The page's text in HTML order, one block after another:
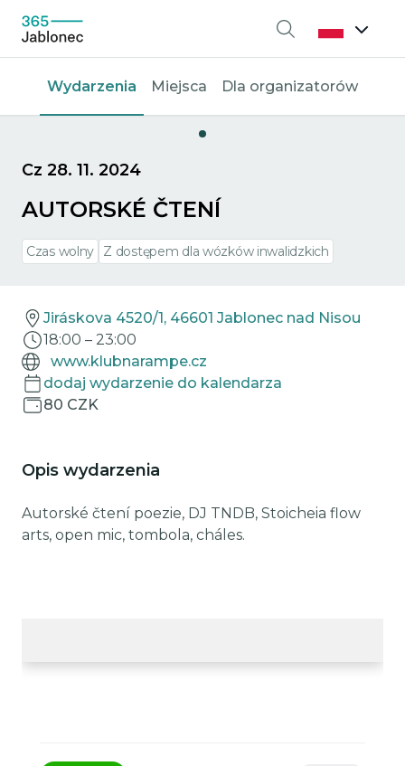
Wyszukiwanie
Wydarzenia Miejsca Dla organizatorów
Cz 28. 11. 2024
AUTORSKÉ ČTENÍ
Czas wolny Z dostępem dla wózków inwalidzkich
Jiráskova 4520/1, 46601 Jablonec nad Nisou
18:00 – 23:00
www.klubnarampe.cz
dodaj wydarzenie do kalendarza
80 CZK
Opis wydarzenia
Autorské čtení poezie, DJ TNDB, Stoicheia flow
arts, open mic, tombola, cháles.